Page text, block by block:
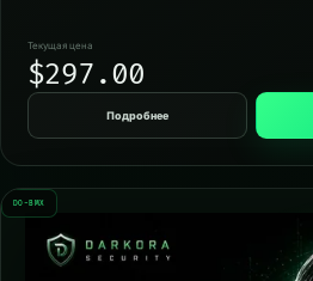
Текущая цена
$297.00
Подробнее
DO-BMX